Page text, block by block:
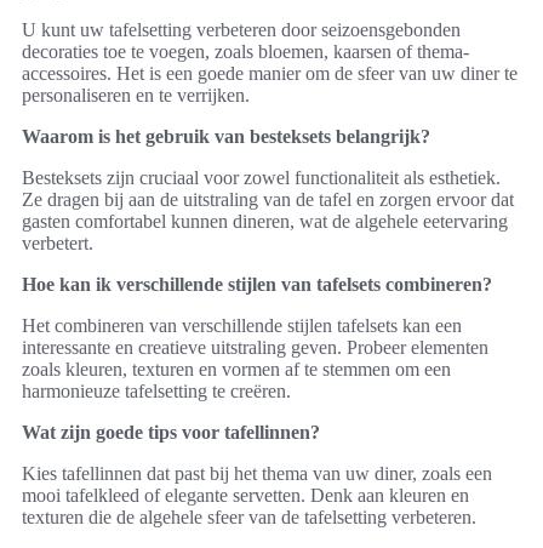
U kunt uw tafelsetting verbeteren door seizoensgebonden
decoraties toe te voegen, zoals bloemen, kaarsen of thema-
accessoires. Het is een goede manier om de sfeer van uw diner te
personaliseren en te verrijken.
Waarom is het gebruik van besteksets belangrijk?
Besteksets zijn cruciaal voor zowel functionaliteit als esthetiek.
Ze dragen bij aan de uitstraling van de tafel en zorgen ervoor dat
gasten comfortabel kunnen dineren, wat de algehele eetervaring
verbetert.
Hoe kan ik verschillende stijlen van tafelsets combineren?
Het combineren van verschillende stijlen tafelsets kan een
interessante en creatieve uitstraling geven. Probeer elementen
zoals kleuren, texturen en vormen af te stemmen om een
harmonieuze tafelsetting te creëren.
Wat zijn goede tips voor tafellinnen?
Kies tafellinnen dat past bij het thema van uw diner, zoals een
mooi tafelkleed of elegante servetten. Denk aan kleuren en
texturen die de algehele sfeer van de tafelsetting verbeteren.